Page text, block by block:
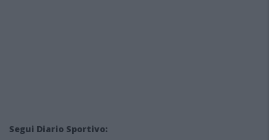
Segui Diario Sportivo: